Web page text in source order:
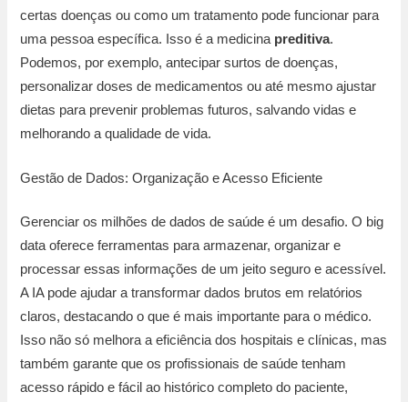
certas doenças ou como um tratamento pode funcionar para
uma pessoa específica. Isso é a medicina preditiva.
Podemos, por exemplo, antecipar surtos de doenças,
personalizar doses de medicamentos ou até mesmo ajustar
dietas para prevenir problemas futuros, salvando vidas e
melhorando a qualidade de vida.
Gestão de Dados: Organização e Acesso Eficiente
Gerenciar os milhões de dados de saúde é um desafio. O big
data oferece ferramentas para armazenar, organizar e
processar essas informações de um jeito seguro e acessível.
A IA pode ajudar a transformar dados brutos em relatórios
claros, destacando o que é mais importante para o médico.
Isso não só melhora a eficiência dos hospitais e clínicas, mas
também garante que os profissionais de saúde tenham
acesso rápido e fácil ao histórico completo do paciente,